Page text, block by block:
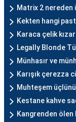
Matrix 2 nereden
Kekten hangi
Karaca çelik
Legally Blonde
Münhasır ve
Karışık çerezza
Muhteşem
Kestane kahve
Kangrenden ölen